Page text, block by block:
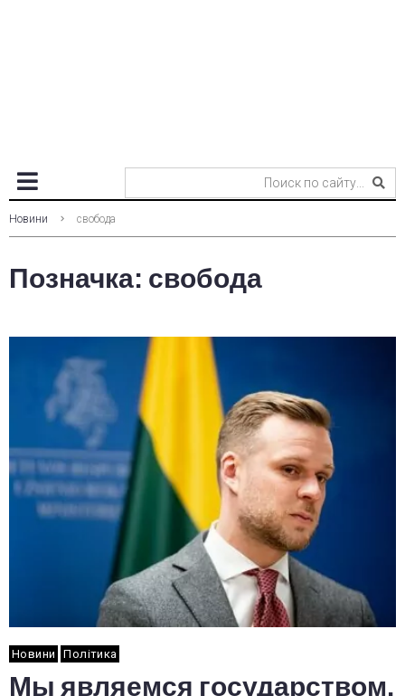
Новини свобода
Позначка: свобода
Новини Політика
Мы являемся государством,